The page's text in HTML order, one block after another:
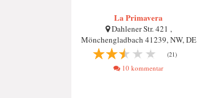
La Primavera
Dahlener Str. 421 ,
Mönchengladbach 41239, NW, DE
(21)
10 kommentar